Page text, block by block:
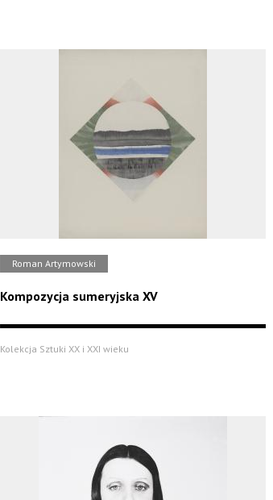
Roman Artymowski
Kompozycja sumeryjska XV
Kolekcja Sztuki XX i XXI wieku